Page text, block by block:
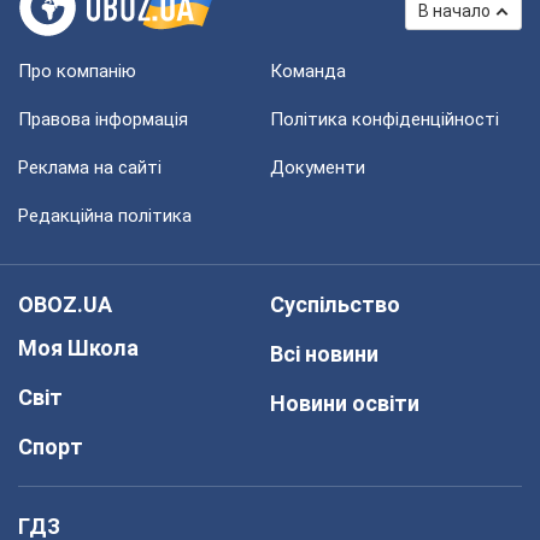
В начало
Про компанію Команда
Правова інформація Політика конфіденційності
Реклама на сайті Документи
Редакційна політика
OBOZ.UA
Моя Школа
Світ
Спорт
Суспільство
Всі новини
Новини освіти
ГДЗ